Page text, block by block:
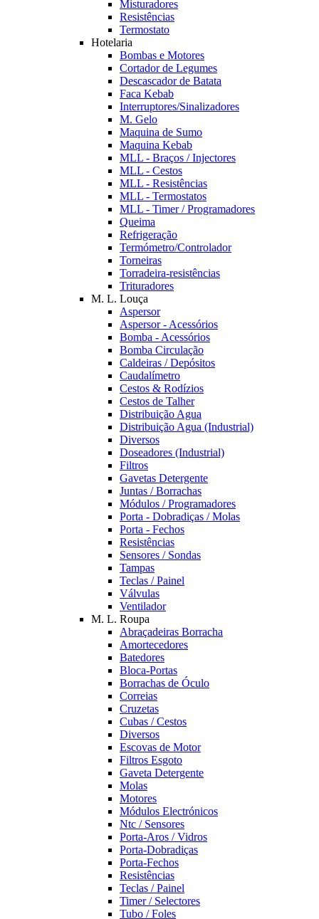
Misturadores
Resistências
Termostato
Hotelaria
Bombas e Motores
Cortador de Legumes
Descascador de Batata
Faca Kebab
Interruptores/Sinalizadores
M. Gelo
Maquina de Sumo
Maquina Kebab
MLL - Braços / Injectores
MLL - Cestos
MLL - Resistências
MLL - Termostatos
MLL - Timer / Programadores
Queima
Refrigeração
Termómetro/Controlador
Torneiras
Torradeira-resistências
Trituradores
M. L. Louça
Aspersor
Aspersor - Acessórios
Bomba - Acessórios
Bomba Circulação
Caldeiras / Depósitos
Caudalímetro
Cestos & Rodízios
Cestos de Talher
Distribuição Agua
Distribuição Agua (Industrial)
Diversos
Doseadores (Industrial)
Filtros
Gavetas Detergente
Juntas / Borrachas
Módulos / Programadores
Porta - Dobradiças / Molas
Porta - Fechos
Resistências
Sensores / Sondas
Tampas
Teclas / Painel
Válvulas
Ventilador
M. L. Roupa
Abraçadeiras Borracha
Amortecedores
Batedores
Bloca-Portas
Borrachas de Óculo
Correias
Cruzetas
Cubas / Cestos
Diversos
Escovas de Motor
Filtros Esgoto
Gaveta Detergente
Molas
Motores
Módulos Electrónicos
Ntc / Sensores
Porta-Aros / Vidros
Porta-Dobradiças
Porta-Fechos
Resistências
Teclas / Painel
Timer / Selectores
Tubo / Foles